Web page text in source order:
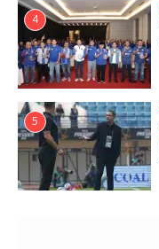
4
5